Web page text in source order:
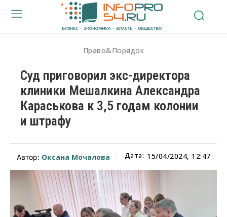
Право&Порядок
Суд приговорил экс-директора
клиники Мешалкина Александра
Караськова к 3,5 годам колонии
и штрафу
Автор: Оксана Мочалова Дата: 15/04/2024, 12:47